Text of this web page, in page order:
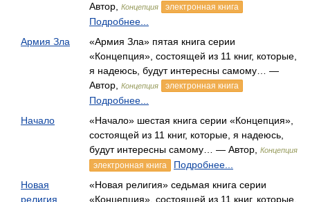
Автор,
Концепция электронная книга
Подробнее...
Армия Зла
«Армия Зла» пятая книга серии
«Концепция», состоящей из 11 книг, которые,
я надеюсь, будут интересны самому… —
Автор,
Концепция электронная книга
Подробнее...
Начало
«Начало» шестая книга серии «Концепция»,
состоящей из 11 книг, которые, я надеюсь,
будут интересны самому… — Автор,
Концепция
электронная книга
Подробнее...
Новая
религия
«Новая религия» седьмая книга серии
«Концепция», состоящей из 11 книг, которые,